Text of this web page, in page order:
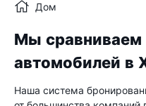
Дом
Мы сравниваем
автомобилей в
Наша система